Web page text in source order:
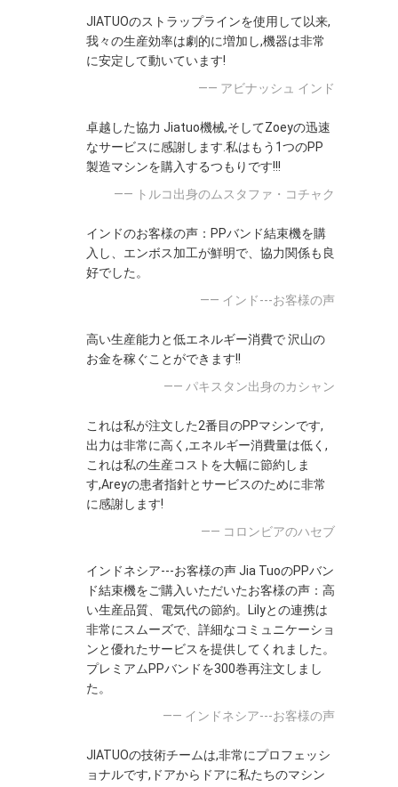
JIATUOのストラップラインを使用して以来,
我々の生産効率は劇的に増加し,機器は非常
に安定して動いています!
—— アビナッシュ インド
卓越した協力 Jiatuo機械,そしてZoeyの迅速
なサービスに感謝します.私はもう1つのPP
製造マシンを購入するつもりです!!!
—— トルコ出身のムスタファ・コチャク
インドのお客様の声：PPバンド結束機を購
入し、エンボス加工が鮮明で、協力関係も良
好でした。
—— インド---お客様の声
高い生産能力と低エネルギー消費で 沢山の
お金を稼ぐことができます!!
—— パキスタン出身のカシャン
これは私が注文した2番目のPPマシンです,
出力は非常に高く,エネルギー消費量は低く,
これは私の生産コストを大幅に節約しま
す,Areyの患者指針とサービスのために非常
に感謝します!
—— コロンビアのハセブ
インドネシア---お客様の声 Jia TuoのPPバン
ド結束機をご購入いただいたお客様の声：高
い生産品質、電気代の節約。Lilyとの連携は
非常にスムーズで、詳細なコミュニケーショ
ンと優れたサービスを提供してくれました。
プレミアムPPバンドを300巻再注文しまし
た。
—— インドネシア---お客様の声
JIATUOの技術チームは,非常にプロフェッシ
ョナルです,ドアからドアに私たちのマシン